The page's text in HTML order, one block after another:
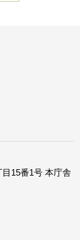
15番1号 本庁舎